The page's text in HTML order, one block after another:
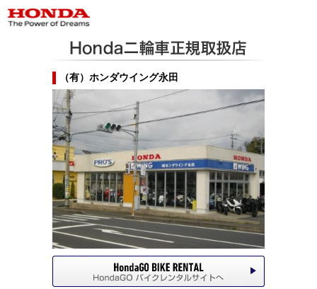
（有）ホンダウイング永田